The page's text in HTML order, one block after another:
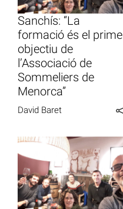
Sanchís: “La
formació és el
objectiu de
l’Associació de
Sommeliers de
Menorca”
David Baret